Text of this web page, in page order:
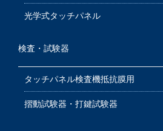
光学式タッチパネル
検査・試験器
タッチパネル検査機抵抗膜用
摺動試験器・打鍵試験器